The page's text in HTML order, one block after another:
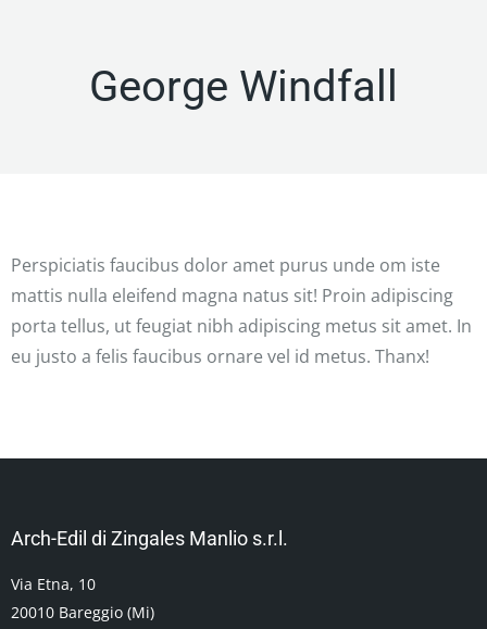
George Windfall
Perspiciatis faucibus dolor amet purus unde om iste
mattis nulla eleifend magna natus sit! Proin adipiscing
porta tellus, ut feugiat nibh adipiscing metus sit amet. In
eu justo a felis faucibus ornare vel id metus. Thanx!
Arch-Edil di Zingales Manlio s.r.l.
Via Etna, 10
20010 Bareggio (Mi)